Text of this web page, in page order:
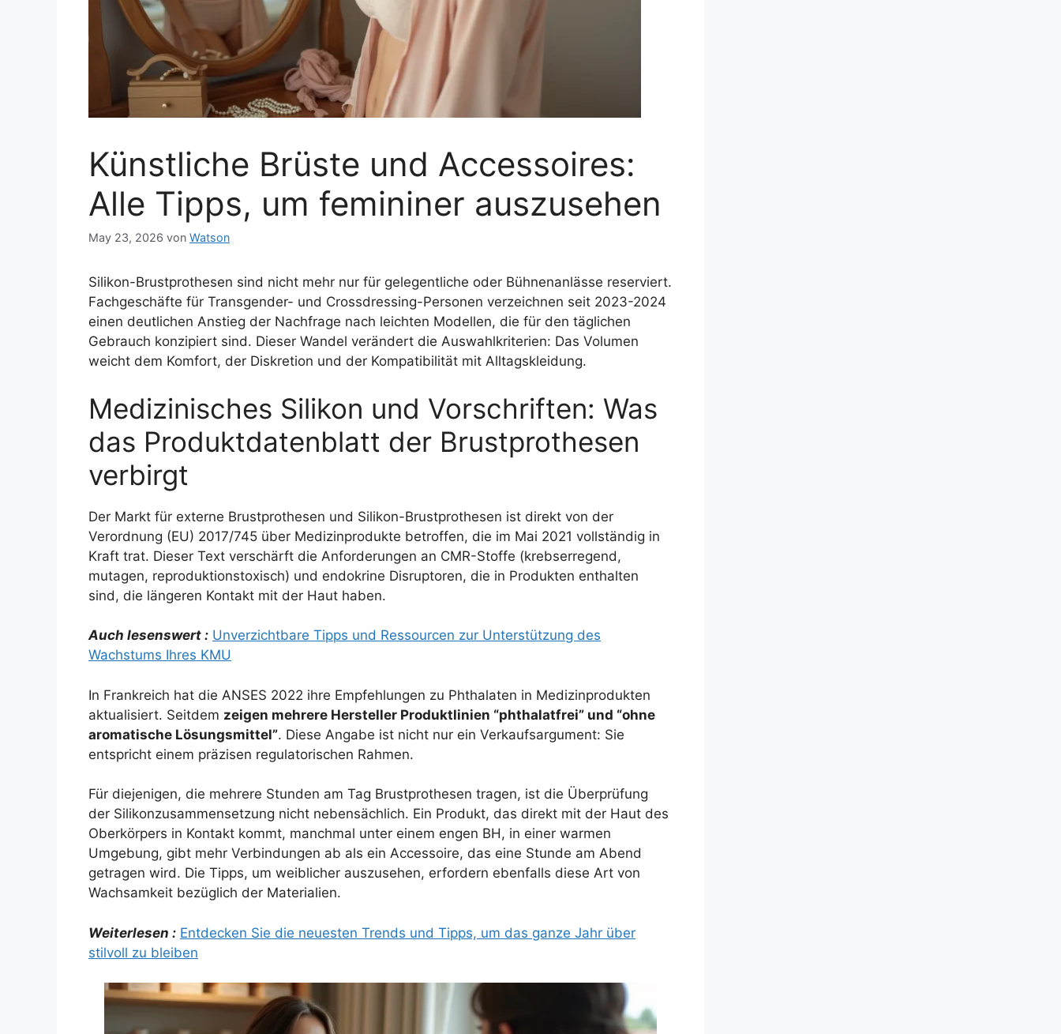
Künstliche Brüste und Accessoires:
Alle Tipps, um femininer auszusehen
May 23, 2026 von Watson
Silikon-Brustprothesen sind nicht mehr nur für gelegentliche oder Bühnenanlässe reserviert.
Fachgeschäfte für Transgender- und Crossdressing-Personen verzeichnen seit 2023-2024
einen deutlichen Anstieg der Nachfrage nach leichten Modellen, die für den täglichen
Gebrauch konzipiert sind. Dieser Wandel verändert die Auswahlkriterien: Das Volumen
weicht dem Komfort, der Diskretion und der Kompatibilität mit Alltagskleidung.
Medizinisches Silikon und Vorschriften: Was
das Produktdatenblatt der Brustprothesen
verbirgt
Der Markt für externe Brustprothesen und Silikon-Brustprothesen ist direkt von der
Verordnung (EU) 2017/745 über Medizinprodukte betroffen, die im Mai 2021 vollständig in
Kraft trat. Dieser Text verschärft die Anforderungen an CMR-Stoffe (krebserregend,
mutagen, reproduktionstoxisch) und endokrine Disruptoren, die in Produkten enthalten
sind, die längeren Kontakt mit der Haut haben.
Auch lesenswert : Unverzichtbare Tipps und Ressourcen zur Unterstützung des
Wachstums Ihres KMU
In Frankreich hat die ANSES 2022 ihre Empfehlungen zu Phthalaten in Medizinprodukten
aktualisiert. Seitdem zeigen mehrere Hersteller Produktlinien “phthalatfrei” und “ohne
aromatische Lösungsmittel”. Diese Angabe ist nicht nur ein Verkaufsargument: Sie
entspricht einem präzisen regulatorischen Rahmen.
Für diejenigen, die mehrere Stunden am Tag Brustprothesen tragen, ist die Überprüfung
der Silikonzusammensetzung nicht nebensächlich. Ein Produkt, das direkt mit der Haut des
Oberkörpers in Kontakt kommt, manchmal unter einem engen BH, in einer warmen
Umgebung, gibt mehr Verbindungen ab als ein Accessoire, das eine Stunde am Abend
getragen wird. Die Tipps, um weiblicher auszusehen, erfordern ebenfalls diese Art von
Wachsamkeit bezüglich der Materialien.
Weiterlesen : Entdecken Sie die neuesten Trends und Tipps, um das ganze Jahr über
stilvoll zu bleiben